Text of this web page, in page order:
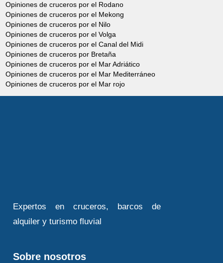
Opiniones de cruceros por el Rodano
Opiniones de cruceros por el Mekong
Opiniones de cruceros por el Nilo
Opiniones de cruceros por el Volga
Opiniones de cruceros por el Canal del Midi
Opiniones de cruceros por Bretaña
Opiniones de cruceros por el Mar Adriático
Opiniones de cruceros por el Mar Mediterráneo
Opiniones de cruceros por el Mar rojo
Expertos en cruceros, barcos de
alquiler y turismo fluvial
Sobre nosotros